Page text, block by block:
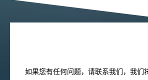
如果您有任何问题，请联系我们，我们